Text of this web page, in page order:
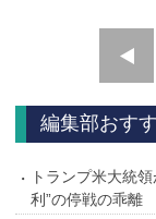
へ
編集部おす
トランプ米大統
利”の停戦の乖離